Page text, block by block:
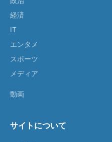
経済
IT
エンタメ
スポーツ
メディア
動画
サイトについて